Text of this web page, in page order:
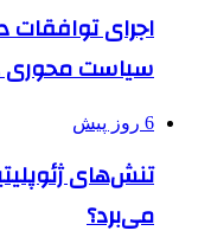
اجرای توافقات
سیاست محوری
6 روز پیش
تنش‌های
می‌برد؟